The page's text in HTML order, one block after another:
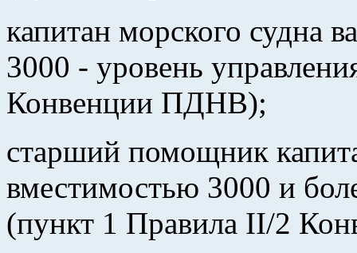
капитан морского судна
3000 - уровень
Конвенции ПДНВ);
старший помощник
вместимостью 3000 и
(пункт 1 Правила II/2